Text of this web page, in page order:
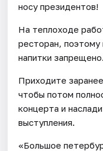
носу президентов!
На теплоходе
ресторан, поэтому
напитки запрещено.
Приходите
чтобы потом
концерта и
выступления.
«Большое